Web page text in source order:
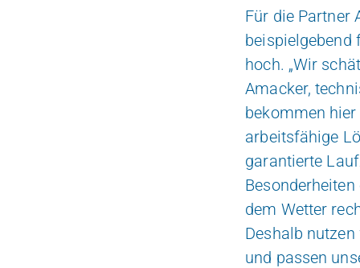
Für die Partner
beispielgebend
hoch. „Wir
Amacker,
bekommen
arbeitsfähige
garantierte
dem Wetter
Deshalb
und passen